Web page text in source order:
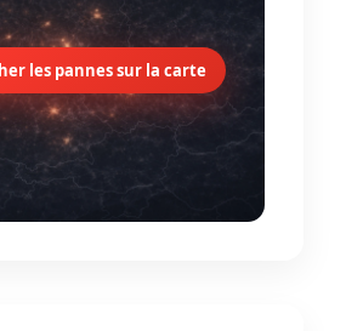
les pannes sur la carte